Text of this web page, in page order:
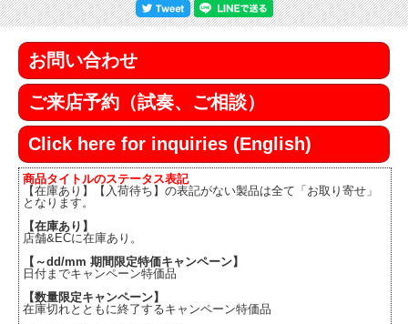
お問い合わせ
ご来店予約（試奏、ご相談）
Click here for inquiries (English)
商品タイトルのステータス表記
【在庫あり】【入荷待ち】の表記がない製品は全て「お取り寄せ」
となります。
【在庫あり】
店舗&ECに在庫あり。
【～dd/mm 期間限定特価キャンペーン】
日付までキャンペーン特価品
【数量限定キャンペーン】
在庫切れとともに終了するキャンペーン特価品